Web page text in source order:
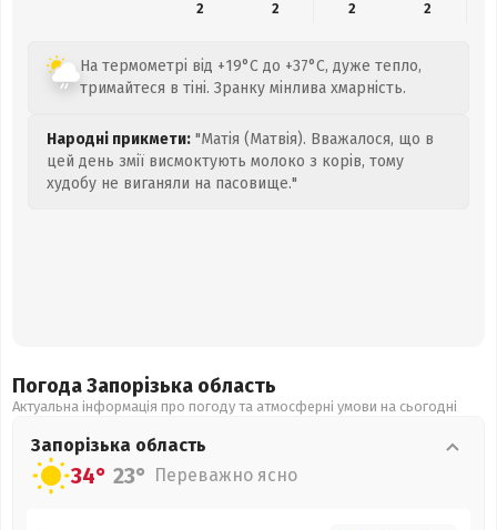
2
2 2 2
На термометрі від +19°C до +37°C, дуже тепло,
тримайтеся в тіні. Зранку мінлива хмарність.
Народні прикмети: "Матія (Матвія). Вважалося, що в
цей день змії висмоктують молоко з корів, тому
худобу не виганяли на пасовище."
Погода Запорізька область
Актуальна інформація про погоду та атмосферні умови на сьогодні
Запорізька область
34° 23° Переважно ясно